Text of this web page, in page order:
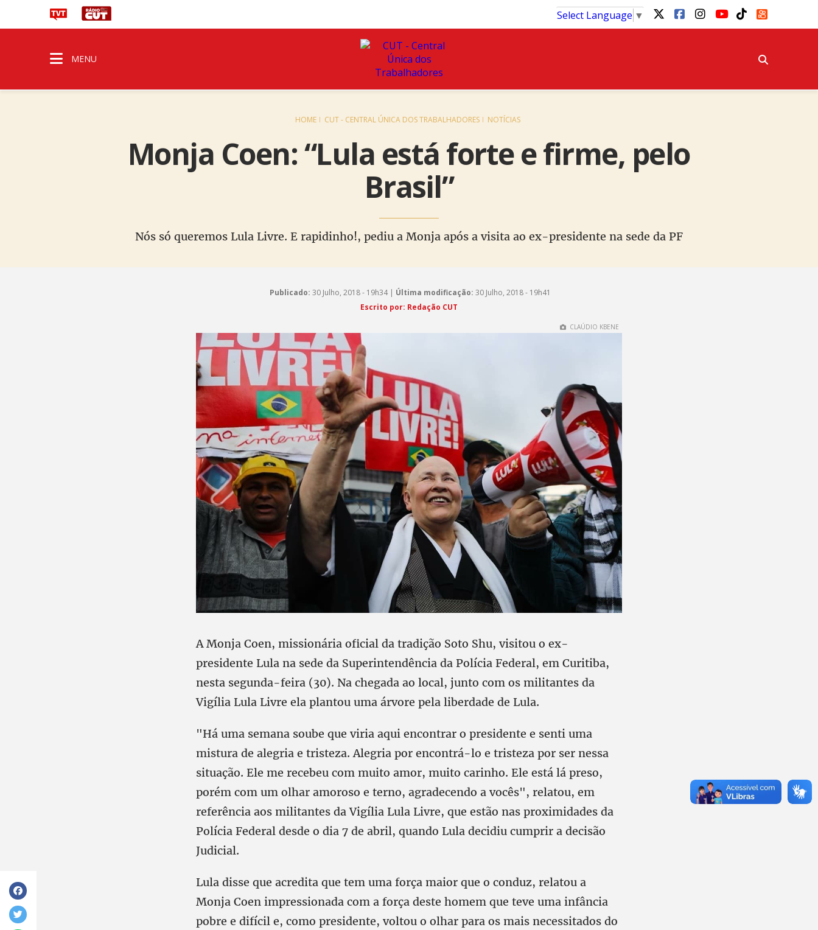
Select Language ▼
MENU
HOME CUT - CENTRAL ÚNICA DOS TRABALHADORES NOTÍCIAS
Monja Coen: “Lula está forte e firme, pelo
Brasil”
Nós só queremos Lula Livre. E rapidinho!, pediu a Monja após a visita ao ex-presidente na sede da PF
Publicado: 30 Julho, 2018 - 19h34 | Última modificação: 30 Julho, 2018 - 19h41
Escrito por: Redação CUT
CLAÚDIO KBENE
A Monja Coen, missionária oficial da tradição Soto Shu, visitou o ex-
presidente Lula na sede da Superintendência da Polícia Federal, em Curitiba,
nesta segunda-feira (30). Na chegada ao local, junto com os militantes da
Vigília Lula Livre ela plantou uma árvore pela liberdade de Lula.
"Há uma semana soube que viria aqui encontrar o presidente e senti uma
mistura de alegria e tristeza. Alegria por encontrá-lo e tristeza por ser nessa
situação. Ele me recebeu com muito amor, muito carinho. Ele está lá preso,
porém com um olhar amoroso e terno, agradecendo a vocês", relatou, em
referência aos militantes da Vigília Lula Livre, que estão nas proximidades da
Polícia Federal desde o dia 7 de abril, quando Lula decidiu cumprir a decisão
Judicial.
Lula disse que acredita que tem uma força maior que o conduz, relatou a
Monja Coen impressionada com a força deste homem que teve uma infância
pobre e difícil e, como presidente, voltou o olhar para os mais necessitados do